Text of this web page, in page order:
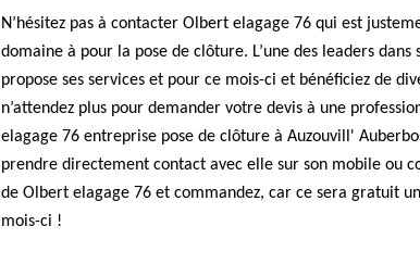
N’hésitez pas à contacter Olbert elagage 76 qui est
domaine à pour la pose de clôture. L’une des leaders dans
propose ses services et pour ce mois-ci et bénéficiez de
n’attendez plus pour demander votre devis à une
elagage 76 entreprise pose de clôture à Auzouvill'
prendre directement contact avec elle sur son mobile ou
de Olbert elagage 76 et commandez, car ce sera gratuit
mois-ci !